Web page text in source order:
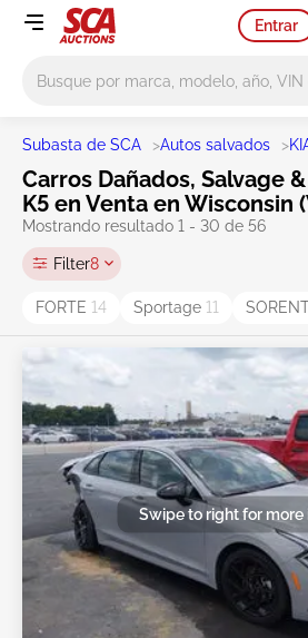
Entrar
Subasta de SCA >Autos salvados >
Carros Dañados, Salvage
K5 en Venta en Wisconsin
Mostrando resultado 1 - 30 de 56
Filter8
FORTE 14 Sportage 11
Swipe to right for more